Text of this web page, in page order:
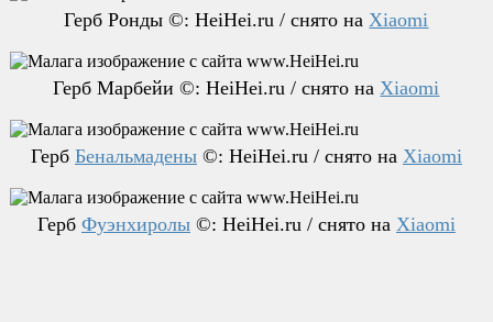
Герб Ронды ©: HeiHei.ru / снято на Xiaomi
Герб Марбейи ©: HeiHei.ru / снято на Xiaomi
Герб Бенальмадены©: HeiHei.ru / снято на Xiaomi
Герб Фуэнхиролы©: HeiHei.ru / снято на Xiaomi